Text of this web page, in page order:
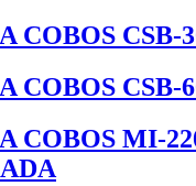
COBOS CSB-
COBOS CSB-
COBOS MI-